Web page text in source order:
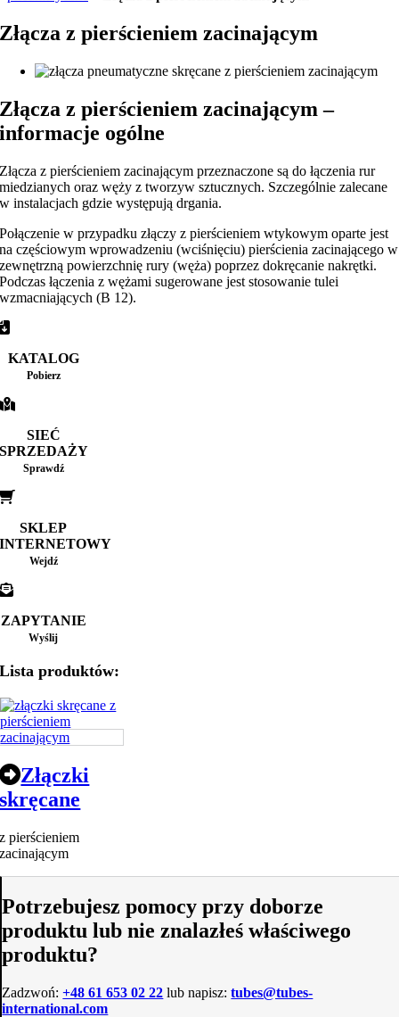
Złącza z pierścieniem zacinającym
Złącza z pierścieniem zacinającym –
informacje ogólne
Złącza z pierścieniem zacinającym przeznaczone są do łączenia rur
miedzianych oraz węży z tworzyw sztucznych. Szczególnie zalecane
w instalacjach gdzie występują drgania.
Połączenie w przypadku złączy z pierścieniem wtykowym oparte jest
na częściowym wprowadzeniu (wciśnięciu) pierścienia zacinającego w
zewnętrzną powierzchnię rury (węża) poprzez dokręcanie nakrętki.
Podczas łączenia z wężami sugerowane jest stosowanie tulei
wzmacniających (B 12).
KATALOG
Pobierz
SIEĆ
SPRZEDAŻY
Sprawdź
SKLEP
INTERNETOWY
Wejdź
ZAPYTANIE
Wyślij
Lista produktów:
Złączki
skręcane
z pierścieniem
zacinającym
Potrzebujesz pomocy przy doborze
produktu lub nie znalazłeś właściwego
produktu?
Zadzwoń:+48 61 653 02 22 lub napisz:tubes@tubes-
international.com